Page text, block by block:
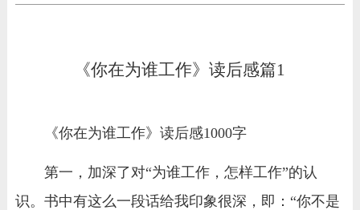
《你在为谁工作》读后感篇1
《你在为谁工作》读后感1000字
第一，加深了对“为谁工作，怎样工作”的认
识。书中有这么一段话给我印象很深，即：“你不是